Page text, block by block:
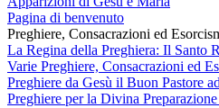
Pagina di benvenuto
Preghiere, Consacrazioni ed
La Regina della Preghiera: Il Santo
Varie Preghiere, Consacrazioni ed
Preghiere da Gesù il Buon Pastore
Preghiere per la Divina